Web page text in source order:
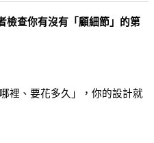
檢查你有沒有「顧細節」的第